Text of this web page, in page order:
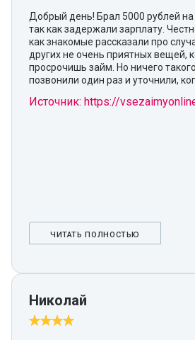
Добрый день! Брал 5000 рублей
так как задержали зарплату.
как знакомые рассказали про
других не очень приятных вещей,
просрочишь займ. Но ничего
позвонили один раз и уточнили,
Источник: https://
ЧИТАТЬ ПОЛНОСТЬЮ
Николай